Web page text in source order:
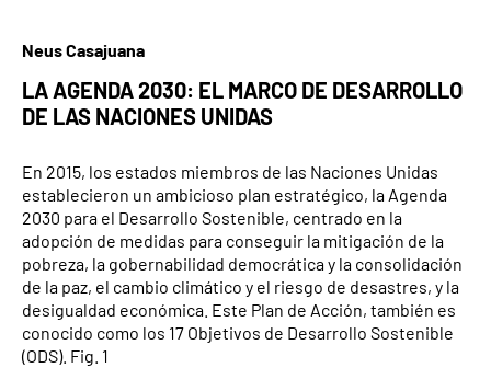
Neus Casajuana
LA AGENDA 2030: EL MARCO DE DESARROLLO
DE LAS NACIONES UNIDAS
En 2015, los estados miembros de las Naciones Unidas
establecieron un ambicioso plan estratégico, la Agenda
2030 para el Desarrollo Sostenible, centrado en la
adopción de medidas para conseguir la mitigación de la
pobreza, la gobernabilidad democrática y la consolidación
de la paz, el cambio climático y el riesgo de desastres, y la
desigualdad económica. Este Plan de Acción, también es
conocido como los 17 Objetivos de Desarrollo Sostenible
(ODS). Fig. 1